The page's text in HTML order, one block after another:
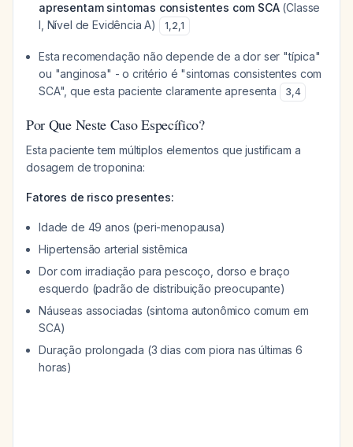
apresentam sintomas consistentes com SCA(Classe
I, Nível de Evidência A)
1,2,1
Esta recomendação não depende de a dor ser "típica"
ou "anginosa" - o critério é "sintomas consistentes com
SCA", que esta paciente claramente apresenta
3,4
Por Que Neste Caso Específico?
Esta paciente tem múltiplos elementos que justificam a
dosagem de troponina:
Fatores de risco presentes:
Idade de 49 anos (peri-menopausa)
Hipertensão arterial sistêmica
Dor com irradiação para pescoço, dorso e braço
esquerdo (padrão de distribuição preocupante)
Náuseas associadas (sintoma autonômico comum em
SCA)
Duração prolongada (3 dias com piora nas últimas 6
horas)